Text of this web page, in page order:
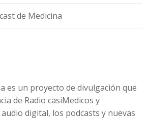
de Medicina
es un proyecto de divulgación que
de Radio casiMedicos y
digital, los podcasts y nuevas